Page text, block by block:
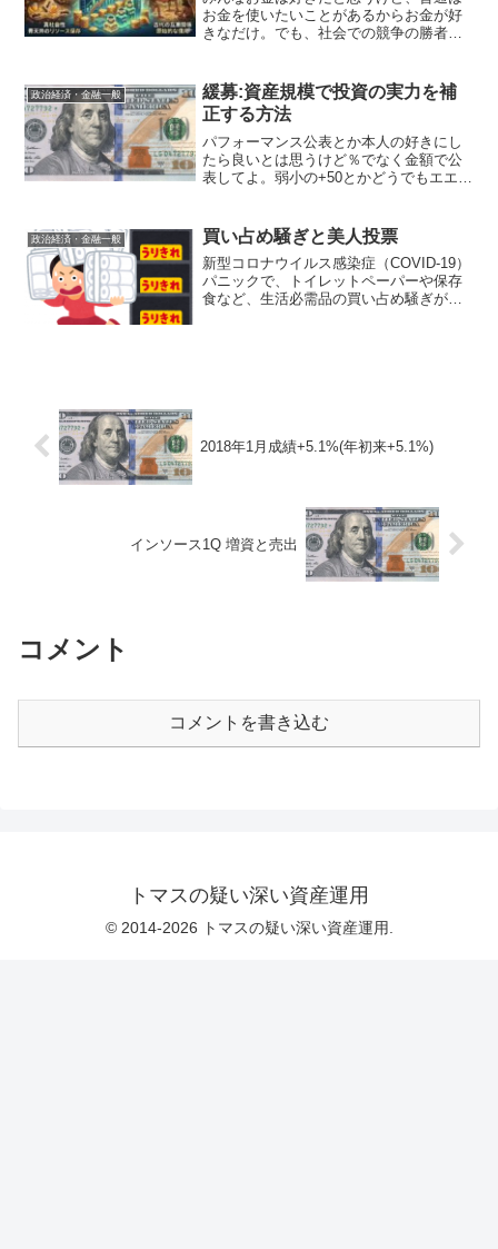
お金を使いたいことがあるからお金が好
きなだけ。でも、社会での競争の勝者
いう奴の性格は悪い。というか性格良い
悪いとかそういう問題じ...
政治経済・金融一般
緩募:資産規模で投資の実力を補
正する方法
パフォーマンス公表とか本人の好きにし
たら良いとは思うけど％でなく金額で公
表してよ。弱小の+50とかどうでもエエね
が、かといって資産100億の人が1億儲...
政治経済・金融一般 買い占め騒ぎと美人投票
新型コロナウイルス感染症（COVID-19）
パニックで、トイレットペーパーや保存
食など、生活必需品の買い占め騒ぎが起
2018年1月成績+5.1%(年初来+5.1%)
インソース1Q 増資と売出
コメント
コメントを書き込む
トマスの疑い深い資産運用
© 2014-2026 トマスの疑い深い資産運用.